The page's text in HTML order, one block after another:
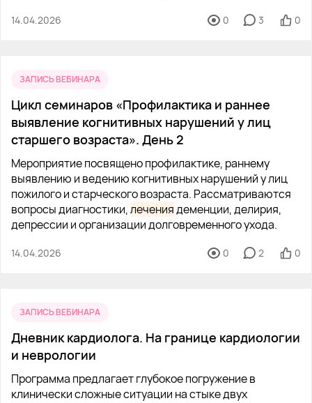
14.04.2026 0 3 0
ЗАПИСЬ ВЕБИНАРА
Цикл семинаров «Профилактика и раннее
выявление когнитивных нарушений у лиц
старшего возраста». День 2
Мероприятие посвящено профилактике, раннему
выявлению и ведению когнитивных нарушений у лиц
пожилого и старческого возраста. Рассматриваются
вопросы диагностики,лечениядеменции, делирия,
депрессии и организации долговременного ухода.
14.04.2026 0 2 0
ЗАПИСЬ ВЕБИНАРА
Дневник кардиолога. На границе кардиологии
и неврологии
Программа предлагает глубокое погружение в
клинически сложные ситуации на стыке двух